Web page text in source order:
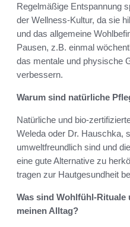
Regelmäßige Entspannung
der Wellness-Kultur, da sie
und das allgemeine
Pausen, z.B. einmal
das mentale und physische
verbessern.
Warum sind natürliche
Natürliche und bio-
Weleda oder Dr. Hauschka,
umweltfreundlich sind und
eine gute Alternative zu
tragen zur Hautgesundheit
Was sind Wohlfühl-
meinen Alltag?